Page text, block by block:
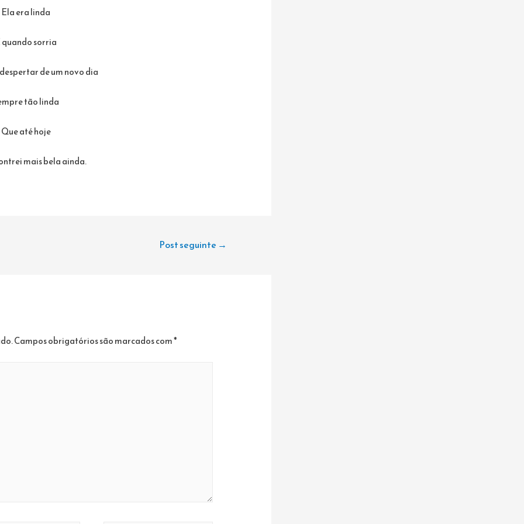
Ela era linda
quando sorria
de um novo dia
tão linda
Que até hoje
mais bela ainda.
Post seguinte →
Campos obrigatórios são marcados com*